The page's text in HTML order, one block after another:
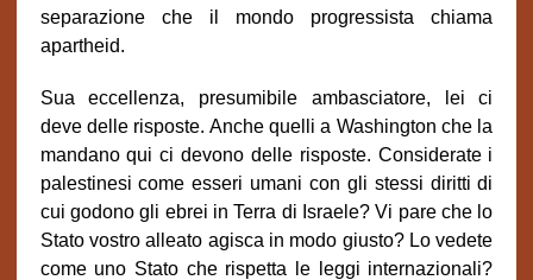
separazione che il mondo progressista chiama
apartheid.
Sua eccellenza, presumibile ambasciatore, lei ci
deve delle risposte. Anche quelli a Washington che la
mandano qui ci devono delle risposte. Considerate i
palestinesi come esseri umani con gli stessi diritti di
cui godono gli ebrei in Terra di Israele? Vi pare che lo
Stato vostro alleato agisca in modo giusto? Lo vedete
come uno Stato che rispetta le leggi internazionali?